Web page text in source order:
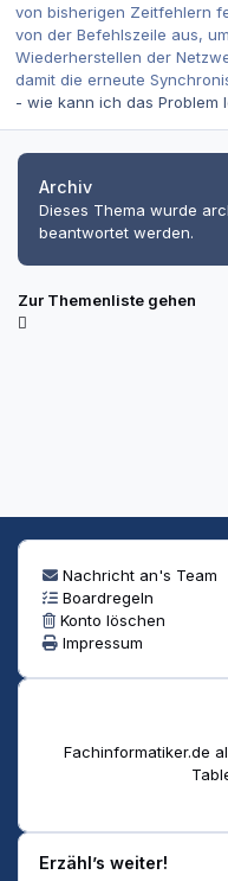
von bisherigen Zeitfehlern
von der Befehlszeile aus,
Wiederherstellen der
damit die erneute
- wie kann ich das Problem
Archiv
Dieses Thema wurde
beantwortet werden.
Zur Themenliste gehen
Nachricht an's Team
Boardregeln
Konto löschen
Impressum
Fachinformatiker.de
Erzähl’s weiter!